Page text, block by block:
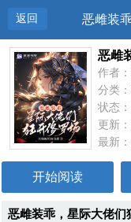
返回 恶雌装
恶雌
作者
分类：
状态
更新
最新：
当狗的
开始阅读
恶雌装乖，星际大佬们